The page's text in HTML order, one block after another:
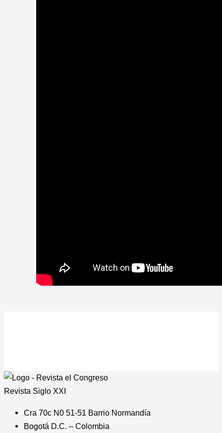
Revista Siglo XXI
Cra 70c N0 51-51 Barrio Normandía
Bogotá D.C. – Colombia